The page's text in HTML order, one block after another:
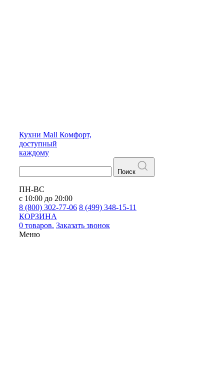
Кухни Mall Комфорт,
доступный
каждому
Поиск
ПН-ВС
с 10:00 до 20:00
8 (800) 302-77-06 8 (499) 348-15-11
КОРЗИНА
0 товаров. Заказать звонок
Меню